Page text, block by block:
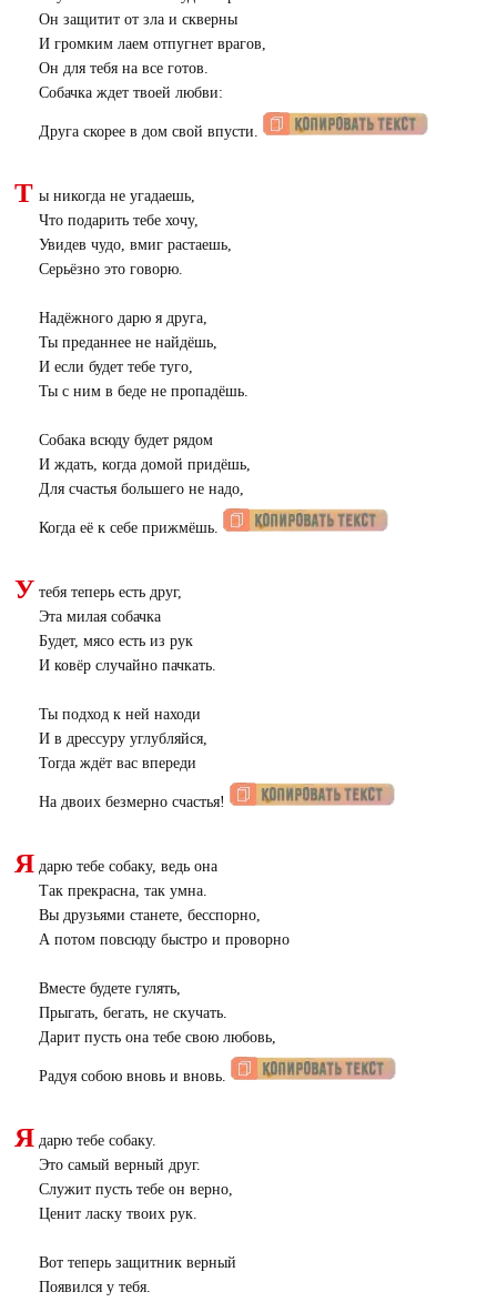
Он защитит от зла и скверны
И громким лаем отпугнет врагов,
Он для тебя на все готов.
Собачка ждет твоей любви:
Друга скорее в дом свой впусти.
Т ы никогда не угадаешь,
Что подарить тебе хочу,
Увидев чудо, вмиг растаешь,
Серьёзно это говорю.
Надёжного дарю я друга,
Ты преданнее не найдёшь,
И если будет тебе туго,
Ты с ним в беде не пропадёшь.
Собака всюду будет рядом
И ждать, когда домой придёшь,
Для счастья большего не надо,
Когда её к себе прижмёшь.
У тебя теперь есть друг,
Эта милая собачка
Будет, мясо есть из рук
И ковёр случайно пачкать.
Ты подход к ней находи
И в дрессуру углубляйся,
Тогда ждёт вас впереди
На двоих безмерно счастья!
Я дарю тебе собаку, ведь она
Так прекрасна, так умна.
Вы друзьями станете, бесспорно,
А потом повсюду быстро и проворно
Вместе будете гулять,
Прыгать, бегать, не скучать.
Дарит пусть она тебе свою любовь,
Радуя собою вновь и вновь.
Я дарю тебе собаку.
Это самый верный друг.
Служит пусть тебе он верно,
Ценит ласку твоих рук.
Вот теперь защитник верный
Появился у тебя.